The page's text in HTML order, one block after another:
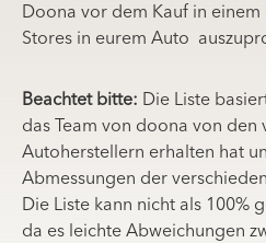
Doona vor dem Kauf in
Stores in eurem Auto
Beachtet bitte: Die Liste
das Team von doona von den
Autoherstellern erhalten hat
Abmessungen der
Die Liste kann nicht als 100%
da es leichte Abweichungen